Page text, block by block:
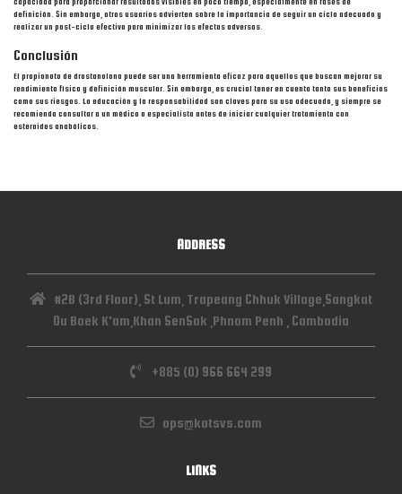
capacidad para proporcionar resultados visibles en poco tiempo, especialmente en fases de
definición. Sin embargo, otros usuarios advierten sobre la importancia de seguir un ciclo adecuado y
realizar un post-ciclo efectivo para minimizar los efectos adversos.
Conclusión
El propionato de drostanolona puede ser una herramienta eficaz para aquellos que buscan mejorar su
rendimiento físico y definición muscular. Sin embargo, es crucial tener en cuenta tanto sus beneficios
como sus riesgos. La educación y la responsabilidad son claves para su uso adecuado, y siempre se
recomienda consultar a un médico o especialista antes de iniciar cualquier tratamiento con
esteroides anabólicos.
ADDRESS
#2B (3rd Floor), St Lum, Trapeang Chhuk Village,Sangkat
Ou Baek K'am,Khan SenSok ,Phnom Penh , Cambodia
+885 (0) 966 664 299
ops@katsvs.com
LINKS